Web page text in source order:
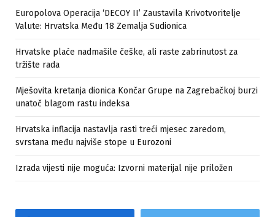
Europolova Operacija ‘DECOY II’ Zaustavila Krivotvoritelje
Valute: Hrvatska Među 18 Zemalja Sudionica
Hrvatske plaće nadmašile češke, ali raste zabrinutost za
tržište rada
Mješovita kretanja dionica Končar Grupe na Zagrebačkoj burzi
unatoč blagom rastu indeksa
Hrvatska inflacija nastavlja rasti treći mjesec zaredom,
svrstana među najviše stope u Eurozoni
Izrada vijesti nije moguća: Izvorni materijal nije priložen